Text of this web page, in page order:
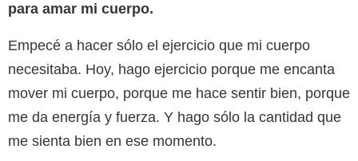
para amar mi cuerpo.
Empecé a hacer sólo el ejercicio que mi cuerpo
necesitaba. Hoy, hago ejercicio porque me encanta
mover mi cuerpo, porque me hace sentir bien, porque
me da energía y fuerza. Y hago sólo la cantidad que
me sienta bien en ese momento.